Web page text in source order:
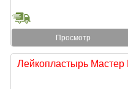
Просмотр
Лейкопластырь